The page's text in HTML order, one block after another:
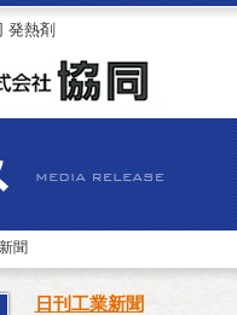
発熱剤
聞
日刊工業新聞